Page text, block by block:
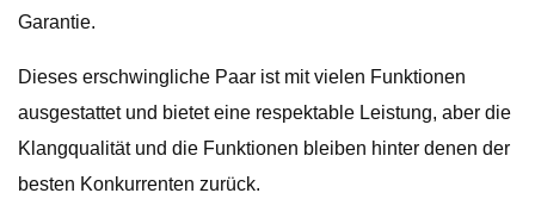
Garantie.
Dieses erschwingliche Paar ist mit vielen Funktionen
ausgestattet und bietet eine respektable Leistung, aber die
Klangqualität und die Funktionen bleiben hinter denen der
besten Konkurrenten zurück.